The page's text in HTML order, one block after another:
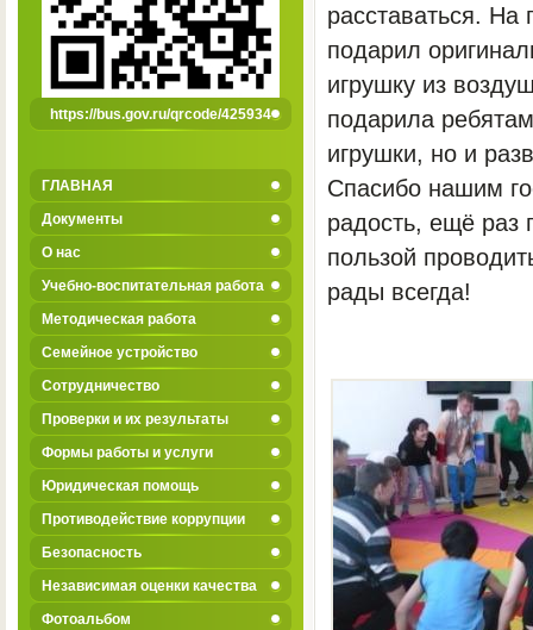
https://bus.gov.ru/qrcode/425934
ГЛАВНАЯ
Документы
О нас
Учебно-воспитательная работа
Методическая работа
Семейное устройство
Сотрудничество
Проверки и их результаты
Формы работы и услуги
Юридическая помощь
Противодействие коррупции
Безопасность
Независимая оценки качества
Фотоальбом
расставаться.
подарил
игрушку из
подарила
игрушки, но и
Спасибо нашим
радость, ещё раз
пользой
рады всегда!